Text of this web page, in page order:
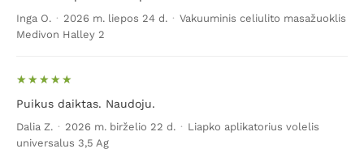
uždegimo stadijos.
Pasikeitus riebalinio odos audinio
struktūroms, odos paviršiuje išryškėja nedideli
kauburėliai. Celiulito atsiradimo priežastys gali būti
sutrikimai, taip pat ilgalaikis stresas, mažas judėjimas,
nesveiko (ypatingai aštraus) maisto, alkoholio, gazuotų
gėrimų vartojimas, rūkymas. Pagal tai, kiek pažeista
oda, žmogui gali būti diagnozuotas I, II, III arba IV
Inga O. · 2026 m. liepos 24 d. · Vakuuminis celiulito masažuoklis
Medivon Halley 2
Puikus daiktas. Naudoju.
Dalia Z. · 2026 m. birželio 22 d. · Liapko aplikatorius volelis
universalus 3,5 Ag